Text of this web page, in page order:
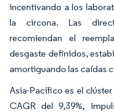
incentivando a los
la circona. Las
recomiendan el
desgaste definidos,
amortiguando las caídas
Asia-Pacífico es el
CAGR del 9,39%,